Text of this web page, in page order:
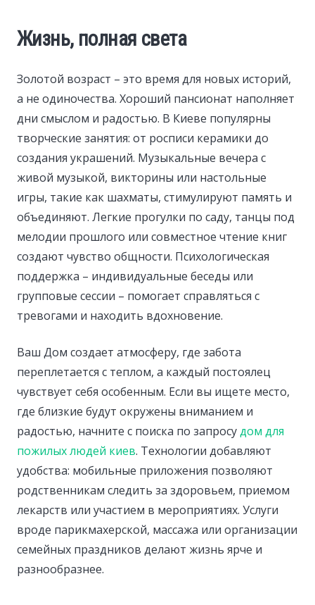
Жизнь, полная света
Золотой возраст – это время для новых историй,
а не одиночества. Хороший пансионат наполняет
дни смыслом и радостью. В Киеве популярны
творческие занятия: от росписи керамики до
создания украшений. Музыкальные вечера с
живой музыкой, викторины или настольные
игры, такие как шахматы, стимулируют память и
объединяют. Легкие прогулки по саду, танцы под
мелодии прошлого или совместное чтение книг
создают чувство общности. Психологическая
поддержка – индивидуальные беседы или
групповые сессии – помогает справляться с
тревогами и находить вдохновение.
Ваш Дом создает атмосферу, где забота
переплетается с теплом, а каждый постоялец
чувствует себя особенным. Если вы ищете место,
где близкие будут окружены вниманием и
радостью, начните с поиска по запросудом для
пожилых людей киев. Технологии добавляют
удобства: мобильные приложения позволяют
родственникам следить за здоровьем, приемом
лекарств или участием в мероприятиях. Услуги
вроде парикмахерской, массажа или организации
семейных праздников делают жизнь ярче и
разнообразнее.